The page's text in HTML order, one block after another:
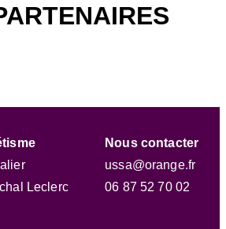
Leclerc
Nous contacter
ussa@orange.fr
06 87 52 70 02